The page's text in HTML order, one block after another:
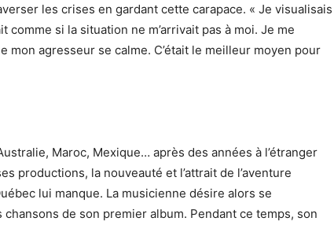
les crises en gardant cette carapace. « Je visualisais
comme si la situation ne m’arrivait pas à moi. Je me
mon agresseur se calme. C’était le meilleur moyen pour
Maroc, Mexique… après des années à l’étranger
productions, la nouveauté et l’attrait de l’aventure
lui manque. La musicienne désire alors se
de son premier album. Pendant ce temps, son